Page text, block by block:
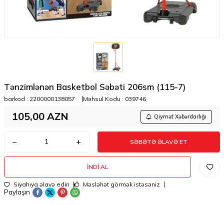
Tənzimlənən Basketbol Səbəti 206sm (115-7)
barkod : 2200000138057 Məhsul Kodu : 039746
105,00 AZN Qiymət Xəbərdarlığı
SƏBƏTƏ ƏLAVƏ ET
İNDI AL
Siyahıya əlavə edin Məsləhət görmək istəsəniz
Paylaşın